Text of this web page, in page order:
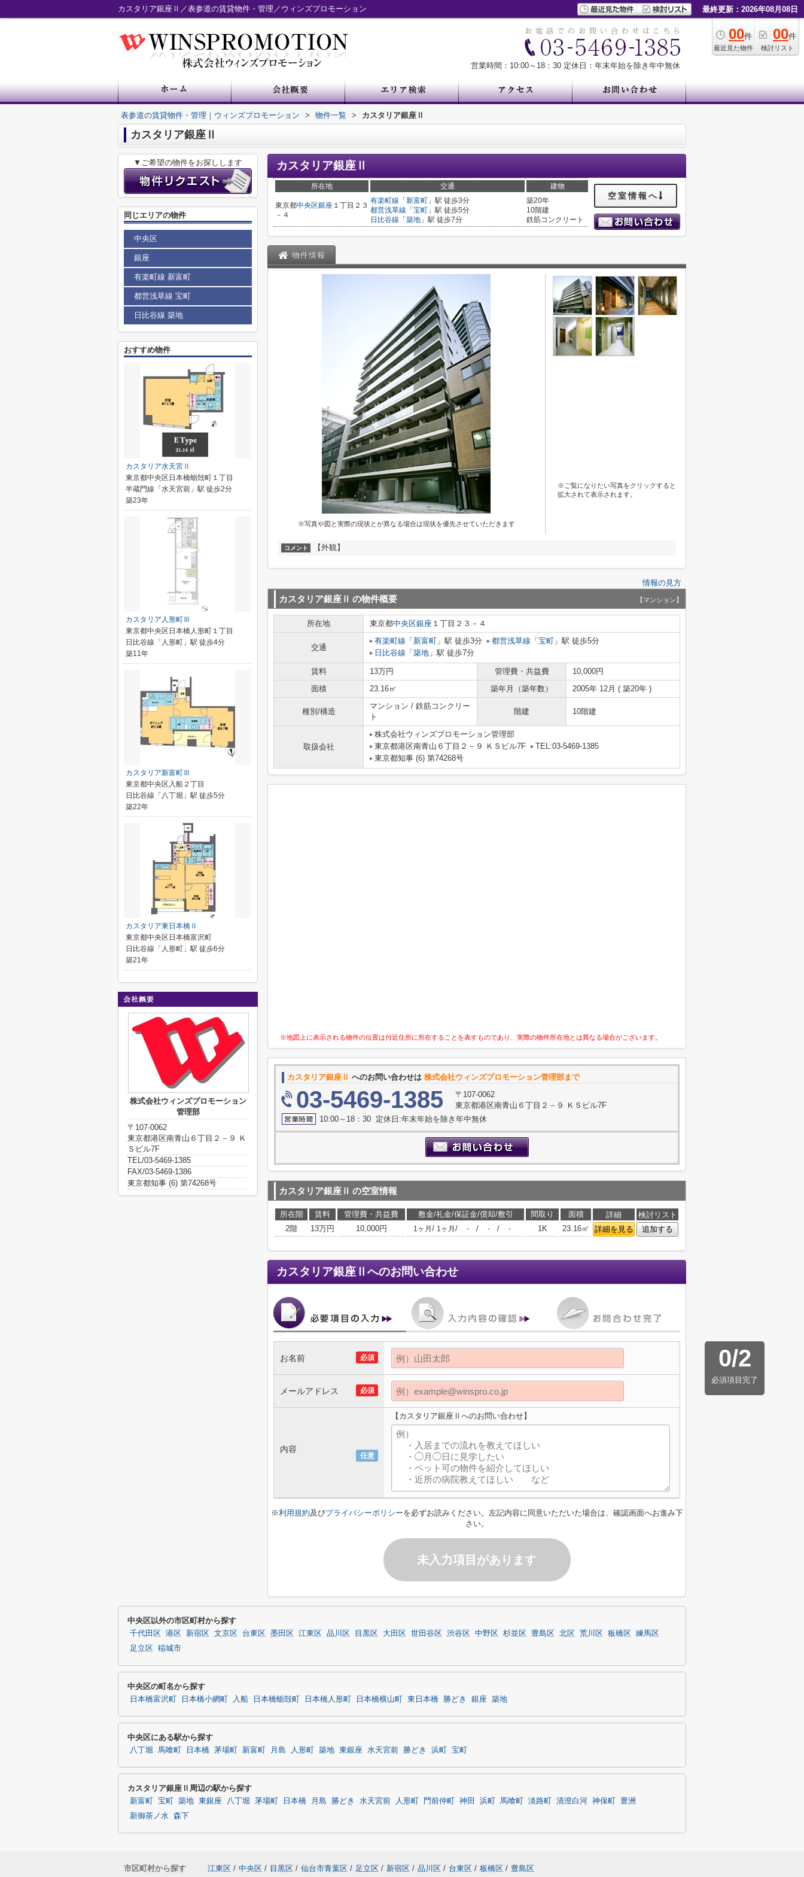
カスタリア銀座Ⅱ／表参道の賃貸物件・管理／ウィンズプロモーション 最終更新：2026年08月08日
00件
最近見た物件
00件
検討リスト
営業時間：10:00～18：30 定休日：年末年始を除き年中無休
表参道の賃貸物件・管理｜ウィンズプロモーション > 物件一覧 > カスタリア銀座Ⅱ
カスタリア銀座Ⅱ
カスタリア銀座Ⅱ
所在地 交通 建物
東京都中央区銀座 １丁目２３
－４
有楽町線 「 新富町 」駅 徒歩3分
都営浅草線 「 宝町 」駅 徒歩5分
日比谷線 「 築地 」駅 徒歩7分
築20年
10階建
鉄筋コンクリート
空室情報へ
物件情報
※写真や図と実際の現状とが異なる場合は現状を優先させていただきます
※ご覧になりたい写真をクリックすると
拡大されて表示されます。
コメント 【外観】
情報の見方
カスタリア銀座Ⅱ の物件概要 【マンション】
所在地 東京都中央区銀座 １丁目２３－４
交通
有楽町線 「 新富町 」駅 徒歩3分 都営浅草線 「 宝町 」駅 徒歩5分
日比谷線 「 築地 」駅 徒歩7分
賃料 13万円 管理費・共益費
10,000円
面積
23.16㎡ 築年月（築年数） 2005年 12月 ( 築20年 )
種別/構造
マンション / 鉄筋コンクリー
ト
階建 10階建
取扱会社
株式会社ウィンズプロモーション管理部
東京都港区南青山６丁目２－９ ＫＳビル7F
TEL:03-5469-1385
東京都知事 (6) 第74268号
※地図上に表示される物件の位置は付近住所に所在することを表すものであり、実際の物件所在地とは異なる場合がございます。
カスタリア銀座Ⅱ へのお問い合わせは 株式会社ウィンズプロモーション管理部まで
03-5469-1385
〒107-0062
東京都港区南青山６丁目２－９ ＫＳビル7F
10:00～18：30 定休日:年末年始を除き年中無休
カスタリア銀座Ⅱ の空室情報
所在階 賃料 管理費・共益費 敷金/礼金/保証金/償却/敷引 間取り 面積 詳細
検討リスト
2階
13万円 10,000円 1ヶ月 / 1ヶ月 / - / - / - 1K 23.16㎡ 詳細を見る 追加する
カスタリア銀座Ⅱ へのお問い合わせ
0/2
必須項目完了
必須
お名前
必須
メールアドレス
任意
内容
【カスタリア銀座Ⅱへのお問い合わせ】
※利用規約及びプライバシーポリシーを必ずお読みください。左記内容に同意いただいた場合は、確認画面へお進み下
さい。
未入力項目があります
▼ご希望の物件をお探しします
同じエリアの物件
中央区
銀座
有楽町線 新富町
都営浅草線 宝町
日比谷線 築地
おすすめ物件
カスタリア水天宮Ⅱ
東京都中央区日本橋蛎殻町１丁目
半蔵門線「水天宮前」駅 徒歩2分
築23年
カスタリア人形町Ⅲ
東京都中央区日本橋人形町１丁目
日比谷線「人形町」駅 徒歩4分
築11年
カスタリア新富町Ⅲ
東京都中央区入船２丁目
日比谷線「八丁堀」駅 徒歩5分
築22年
カスタリア東日本橋Ⅱ
東京都中央区日本橋富沢町
日比谷線「人形町」駅 徒歩6分
築21年
株式会社ウィンズプロモーション
管理部
〒107-0062
東京都港区南青山６丁目２－９ Ｋ
Ｓビル7F
TEL/03-5469-1385
FAX/03-5469-1386
東京都知事 (6) 第74268号
中央区以外の市区町村から探す
千代田区 港区 新宿区 文京区 台東区 墨田区 江東区 品川区 目黒区 大田区 世田谷区 渋谷区 中野区 杉並区 豊島区 北区 荒川区 板橋区
練馬区
足立区
稲城市
中央区の町名から探す
日本橋富沢町 日本橋小網町 入船 日本橋蛎殻町 日本橋人形町 日本橋横山町 東日本橋 勝どき 銀座 築地
中央区にある駅から探す
八丁堀 馬喰町 日本橋 茅場町 新富町 月島 人形町 築地 東銀座 水天宮前 勝どき 浜町 宝町
カスタリア銀座Ⅱ周辺の駅から探す
新富町 宝町 築地 東銀座 八丁堀 茅場町 日本橋 月島 勝どき 水天宮前 人形町 門前仲町 神田 浜町 馬喰町 淡路町 清澄白河 神保町
豊洲
新御茶ノ水 森下
市区町村から探す 江東区 / 中央区 / 目黒区 / 仙台市青葉区 / 足立区 / 新宿区 / 品川区 / 台東区 / 板橋区 / 豊島区